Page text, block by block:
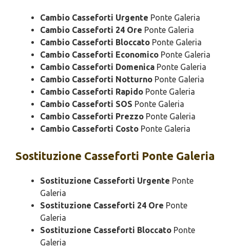
Cambio Casseforti Urgente Ponte Galeria
Cambio Casseforti 24 Ore Ponte Galeria
Cambio Casseforti Bloccato Ponte Galeria
Cambio Casseforti Economico Ponte Galeria
Cambio Casseforti Domenica Ponte Galeria
Cambio Casseforti Notturno Ponte Galeria
Cambio Casseforti Rapido Ponte Galeria
Cambio Casseforti SOS Ponte Galeria
Cambio Casseforti Prezzo Ponte Galeria
Cambio Casseforti Costo Ponte Galeria
Sostituzione Casseforti Ponte Galeria
Sostituzione Casseforti Urgente Ponte
Galeria
Sostituzione Casseforti 24 Ore Ponte
Galeria
Sostituzione Casseforti Bloccato Ponte
Galeria